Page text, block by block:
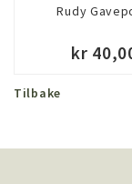
Rudy
kr
Tilbake